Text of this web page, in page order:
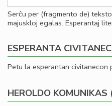
Serĉu per (fragmento de)
majuskloj egalas. Esperantaj
ESPERANTA
Petu la esperantan civitanecon
HEROLDO KOMUNIKAS